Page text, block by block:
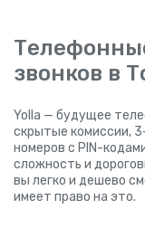
звонков в
Yolla — будущее
скрытые комиссии,
номеров с PIN-
сложность и
вы легко и дешево
имеет право на это.